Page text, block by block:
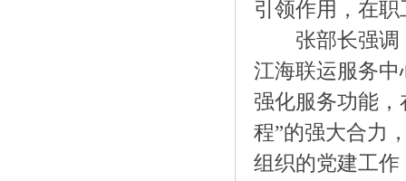
引领作用，在
张部长强调，
江海联运服务中
强化服务功能
程”的强大合力
组织的党建工